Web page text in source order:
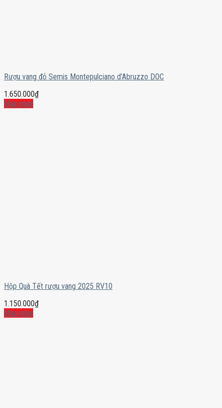
Rượu vang đỏ Semis Montepulciano d’Abruzzo DOC
1.650.000₫
Mua ngay
Hộp Quà Tết rượu vang 2025 RV10
1.150.000₫
Mua ngay